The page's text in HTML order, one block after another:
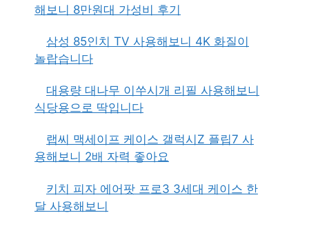
해보니 8만원대 가성비 후기
삼성 85인치 TV 사용해보니 4K 화질이
놀랍습니다
대용량 대나무 이쑤시개 리필 사용해보니
식당용으로 딱입니다
랩씨 맥세이프 케이스 갤럭시Z 플립7 사
용해보니 2배 자력 좋아요
키치 피자 에어팟 프로3 3세대 케이스 한
달 사용해보니